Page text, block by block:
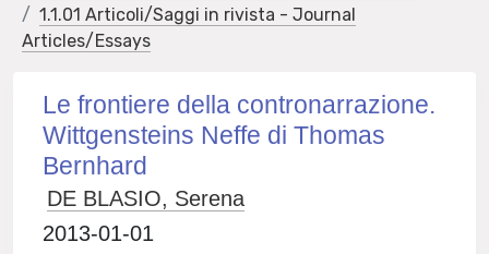
1.1.01 Articoli/Saggi in rivista - Journal
Articles/Essays
Le frontiere della contronarrazione.
Wittgensteins Neffe di Thomas
Bernhard
DE BLASIO, Serena
2013-01-01